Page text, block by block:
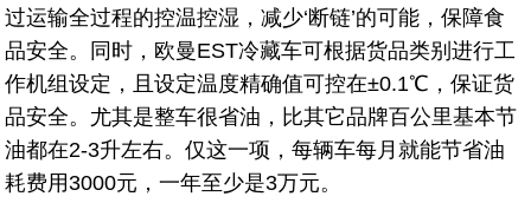
过运输全过程的控温控湿，减少‘断链’的可能，保障食
品安全。同时，欧曼EST冷藏车可根据货品类别进行工
作机组设定，且设定温度精确值可控在±0.1℃，保证货
品安全。尤其是整车很省油，比其它品牌百公里基本节
油都在2-3升左右。仅这一项，每辆车每月就能节省油
耗费用3000元，一年至少是3万元。